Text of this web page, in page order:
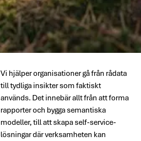
Vi hjälper organisationer gå från rådata
till tydliga insikter som faktiskt
används. Det innebär allt från att forma
rapporter och bygga semantiska
modeller, till att skapa self-service-
lösningar där verksamheten kan